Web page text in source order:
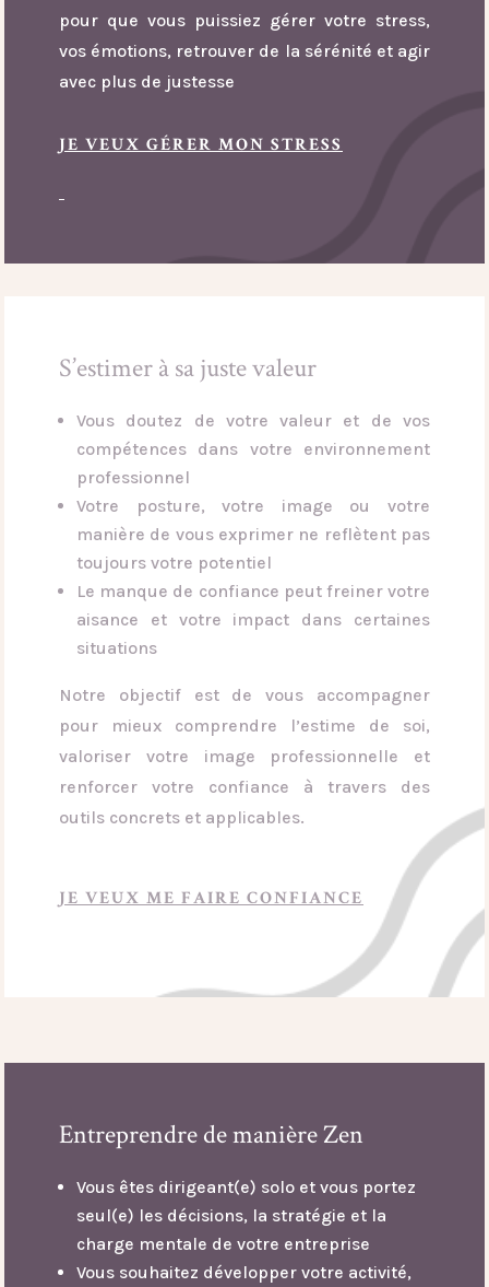
pour que vous puissiez gérer votre stress,
vos émotions, retrouver de la sérénité et agir
avec plus de justesse
JE VEUX GÉRER MON STRESS
S’estimer à sa juste valeur
Vous doutez de votre valeur et de vos
compétences dans votre environnement
professionnel
Votre posture, votre image ou votre
manière de vous exprimer ne reflètent pas
toujours votre potentiel
Le manque de confiance peut freiner votre
aisance et votre impact dans certaines
situations
Notre objectif est de vous accompagner
pour mieux comprendre l’estime de soi,
valoriser votre image professionnelle et
renforcer votre confiance à travers des
outils concrets et applicables.
JE VEUX ME FAIRE CONFIANCE
Entreprendre de manière Zen
Vous êtes dirigeant(e) solo et vous portez
seul(e) les décisions, la stratégie et la
charge mentale de votre entreprise
Vous souhaitez développer votre activité,